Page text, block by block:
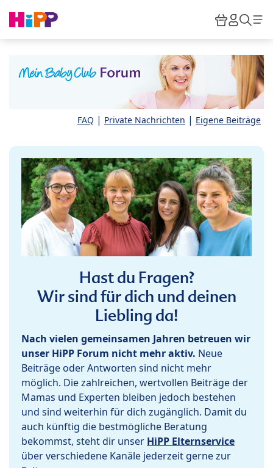
HiPP
FAQ | Private Nachrichten | Eigene Beiträge
Hast du Fragen?
Wir sind für dich und deinen
Liebling da!
Nach vielen gemeinsamen Jahren betreuen wir
unser HiPP Forum nicht mehr aktiv. Neue
Beiträge oder Antworten sind nicht mehr
möglich. Die zahlreichen, wertvollen Beiträge der
Mamas und Experten bleiben jedoch bestehen
und sind weiterhin für dich zugänglich. Damit du
auch künftig die bestmögliche Beratung
bekommst, steht dir unser HiPP Elternservice
über verschiedene Kanäle jederzeit gerne zur